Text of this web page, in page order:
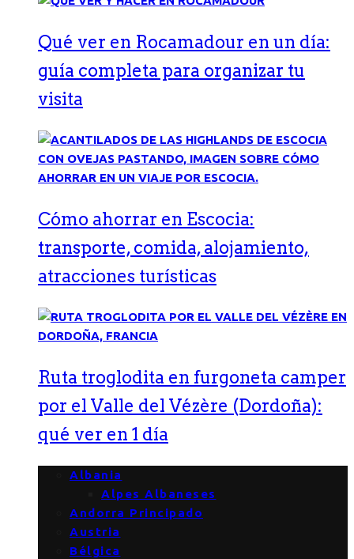
Qué ver en Rocamadour en un día:
guía completa para organizar tu
visita
Cómo ahorrar en Escocia:
transporte, comida, alojamiento,
atracciones turísticas
Ruta troglodita en furgoneta camper
por el Valle del Vézère (Dordoña):
qué ver en 1 día
Albania
Alpes Albaneses
Andorra Principado
Austria
Bélgica